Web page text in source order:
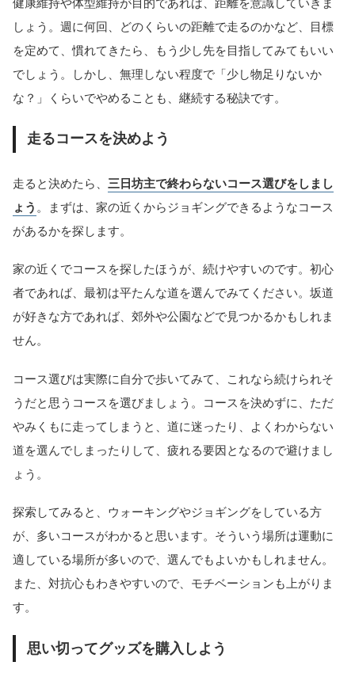
しょう。週に何回、どのくらいの距離で走るのかなど、目標
を定めて、慣れてきたら、もう少し先を目指してみてもいい
でしょう。しかし、無理しない程度で「少し物足りないか
な？」くらいでやめることも、継続する秘訣です。
走るコースを決めよう
走ると決めたら、 三日坊主で終わらないコース選びをしまし
ょう 。まずは、家の近くからジョギングできるようなコース
があるかを探します。
家の近くでコースを探したほうが、続けやすいのです。初心
者であれば、最初は平たんな道を選んでみてください。坂道
が好きな方であれば、郊外や公園などで見つかるかもしれま
せん。
コース選びは実際に自分で歩いてみて、これなら続けられそ
うだと思うコースを選びましょう。コースを決めずに、ただ
やみくもに走ってしまうと、道に迷ったり、よくわからない
道を選んでしまったりして、疲れる要因となるので避けまし
ょう。
探索してみると、ウォーキングやジョギングをしている方
が、多いコースがわかると思います。そういう場所は運動に
適している場所が多いので、選んでもよいかもしれません。
また、対抗心もわきやすいので、モチベーションも上がりま
す。
思い切ってグッズを購入しよう